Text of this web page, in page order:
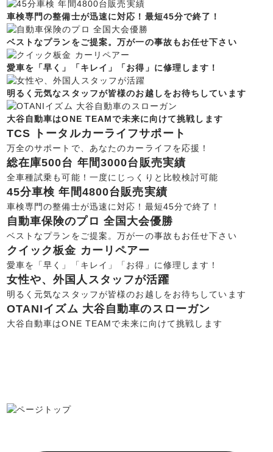
車検専門の整備士が迅速に対応！最短45分で終了！
ベストなプランをご提案。万が一の事故もお任せ下さい
愛車を「早く」「キレイ」「お得」に修理します！
明るく元気なスタッフが皆様のお越しをお待ちしています
大谷自動車はONE TEAMで未来に向けて挑戦します
TCS トータルカーライフサポート
万全のサポートで、あなたのカーライフを応援！
総在庫500台 年間3000台販売実績
全車種試乗も可能！一度にじっくりと比較検討可能
45分車検 年間4800台販売実績
車検専門の整備士が迅速に対応！最短45分で終了！
自動車保険のプロ 全国大会優勝
ベストなプランをご提案。万が一の事故もお任せ下さい
クイック板金 カーリペアー
愛車を「早く」「キレイ」「お得」に修理します！
女性や、外国人スタッフが活躍
明るく元気なスタッフが皆様のお越しをお待ちしています
OTANIイズム 大谷自動車のスローガン
大谷自動車はONE TEAMで未来に向けて挑戦します